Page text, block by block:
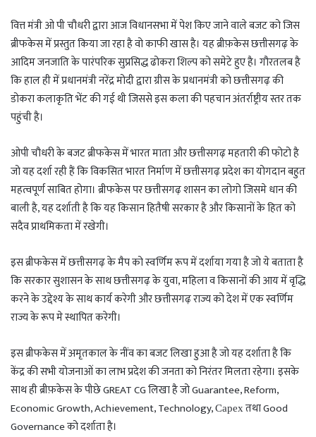
वित्त मंत्री ओ पी चौधरी द्वारा आज विधानसभा में पेश किए जाने वाले बजट को जिस
ब्रीफकेस में प्रस्तुत किया जा रहा है वो काफी खास है। यह ब्रीफ़केस छत्तीसगढ़ के
आदिम जनजाति के पारंपरिक सुप्रसिद्ध ढोकरा शिल्प को समेटे हुए है। गौरतलब है
कि हाल ही में प्रधानमंत्री नरेंद्र मोदी द्वारा ग्रीस के प्रधानमंत्री को छत्तीसगढ़ की
डोकरा कलाकृति भेंट की गई थी जिससे इस कला की पहचान अंतर्राष्ट्रीय स्तर तक
पहुंची है।
ओपी चौधरी के बजट ब्रीफकेस में भारत माता और छत्तीसगढ़ महतारी की फोटो है
जो यह दर्शा रही हैं कि विकसित भारत निर्माण में छत्तीसगढ़ प्रदेश का योगदान बहुत
महत्वपूर्ण साबित होगा। ब्रीफकेस पर छत्तीसगढ़ शासन का लोगो जिसमे धान की
बाली है, यह दर्शाती है कि यह किसान हितैषी सरकार है और किसानों के हित को
सदैव प्राथमिकता में रखेगी।
इस ब्रीफकेस में छत्तीसगढ़ के मैप को स्वर्णिम रूप में दर्शाया गया है जो ये बताता है
कि सरकार सुशासन के साथ छत्तीसगढ़ के युवा, महिला व किसानों की आय में वृद्धि
करने के उद्देश्य के साथ कार्य करेगी और छत्तीसगढ़ राज्य को देश में एक स्वर्णिम
राज्य के रूप मे स्थापित करेगी।
इस ब्रीफकेस में अमृतकाल के नींव का बजट लिखा हुआ है जो यह दर्शाता है कि
केंद्र की सभी योजनाओं का लाभ प्रदेश की जनता को निरंतर मिलता रहेगा। इसके
साथ ही ब्रीफ़केस के पीछे GREAT CG लिखा है जो Guarantee, Reform,
Economic Growth, Achievement, Technology, Сарех तथा Good
Governance को दर्शाता है।